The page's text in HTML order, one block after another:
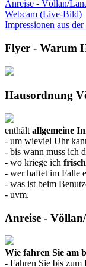
Anreise - Völlan/
Webcam (Live-Bild)
Impressionen aus
Flyer - Warum
Hausordnung
enthält allgemeine
- um wieviel Uhr
- bis wann muss ich
- wo kriege ich
- wer haftet im Falle
- was ist beim
- uvm.
Anreise -
Wie fahren Sie am
- Fahren Sie bis zum